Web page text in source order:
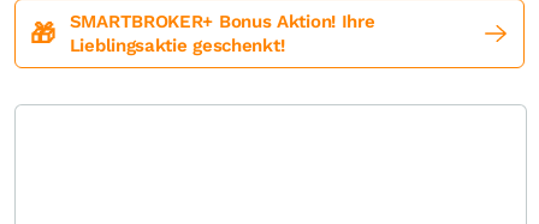
🎁
SMARTBROKER+ Bonus Aktion! Ihre
Lieblingsaktie geschenkt!